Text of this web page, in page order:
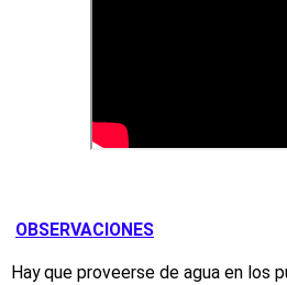
OBSERVACIONES
Hay que proveerse de agua en los